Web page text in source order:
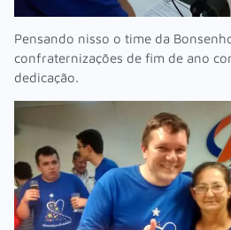
Pensando nisso o time da
confraternizações de fim de ano
dedicação.